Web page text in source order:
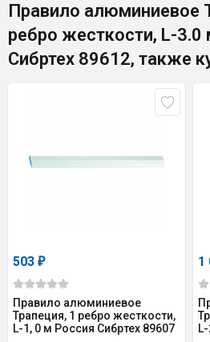
Правило алюминиевое
ребро жесткости, L-3.0
Сибртех 89612, также
503 ₽
Правило алюминиевое
Трапеция, 1 ребро жесткости,
L-1, 0 м Россия Сибртех 89607
1